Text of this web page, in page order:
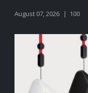
August 07, 2026 100